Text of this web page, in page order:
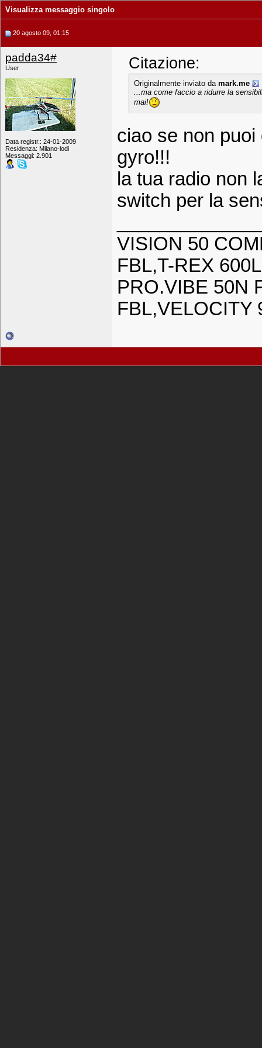
Visualizza messaggio singolo
20 agosto 09, 01:15
padda34#
User
Data registr.: 24-01-2009
Residenza: Milano-lodi
Messaggi: 2.901
Citazione:
Originalmente inviato da mark.me
...ma come faccio a ridurre la
mai!
ciao se non
gyro!!!
la tua radio non
switch per la
VISION 50
FBL,T-REX
PRO.VIBE 50N
FBL,VELOCITY